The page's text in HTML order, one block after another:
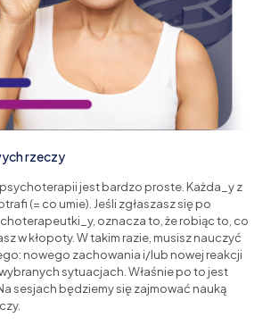
rzeczy
jest bardzo proste. Każda_y z
(= co umie). Jeśli zgłaszasz się po
oznacza to, że robiąc to, co
w kłopoty. W takim razie, musisz nauczyć
nowego zachowania i/lub nowej reakcji
sytuacjach. Właśnie po to jest
sesjach będziemy się zajmować nauką